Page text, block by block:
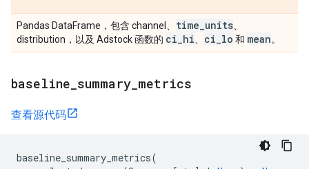
Pandas DataFrame，包含 channel、 time units
distribution，以及 Adstock 函数的 ci hi ci lo 和 mean。
baseline summary metrics
查看源代码
baseline_summary_metrics(